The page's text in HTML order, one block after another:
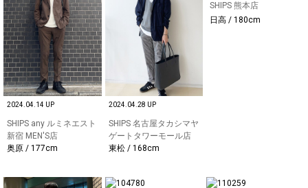
2024.04.14 UP
SHIPS any ルミネエスト
新宿 MEN'S店
奥原 / 177cm
2024.04.28 UP
SHIPS 名古屋タカシマヤ
ゲートタワーモール店
東松 / 168cm
SHIPS 熊本店
日高 / 180cm